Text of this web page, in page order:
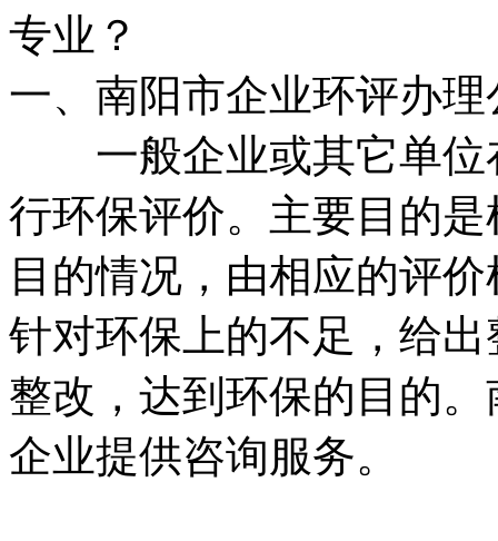
专业？
一、南阳市企业环评
一般企业或其它单位
行环保评价。主要目的
目的情况，由相应的评
针对环保上的不足，给
整改，达到环保的目的
企业提供咨询服务。